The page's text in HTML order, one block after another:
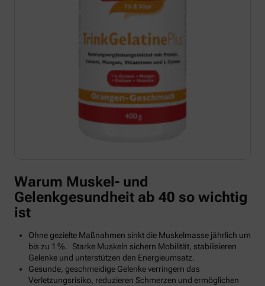
Warum Muskel- und
Gelenkgesundheit ab 40 so wichtig
ist
Ohne gezielte Maßnahmen sinkt die Muskelmasse jährlich um
bis zu 1 %. Starke Muskeln sichern Mobilität, stabilisieren
Gelenke und unterstützen den Energieumsatz.
Gesunde, geschmeidige Gelenke verringern das
Verletzungsrisiko, reduzieren Schmerzen und ermöglichen